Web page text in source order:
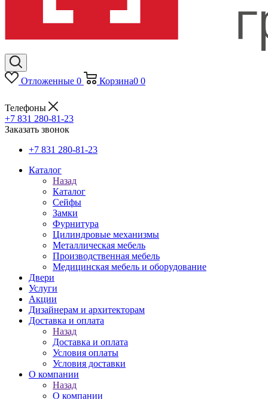
Отложенные 0 Корзина0 0
Телефоны
+7 831 280-81-23
Заказать звонок
+7 831 280-81-23
Каталог
Назад
Каталог
Сейфы
Замки
Фурнитура
Цилиндровые механизмы
Металлическая мебель
Производственная мебель
Медицинская мебель и оборудование
Двери
Услуги
Акции
Дизайнерам и архитекторам
Доставка и оплата
Назад
Доставка и оплата
Условия оплаты
Условия доставки
О компании
Назад
О компании